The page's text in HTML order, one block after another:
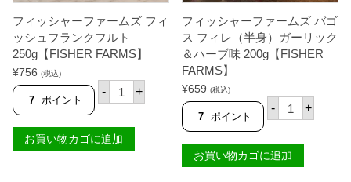
ズ
ソ
ル
テ
ッ
エ
ッ
グ
塩
卵
オ
ジ
ナ
ル
F
I
S
フィッシャーファームズ フィ
ッシュフランクフルト
250g【FISHER FARMS】
¥756 (税込)
7 ポイント
- フ
ィ
ャ
ー
+
お買い物カゴに追加
フィッシャーファームズ バゴ
ス フィレ（半身）ガーリック
＆ハーブ味 200g【FISHER
FARMS】
¥659 (税込)
7 ポイント
- フ
ィ
ャ
ー
+
お買い物カゴに追加